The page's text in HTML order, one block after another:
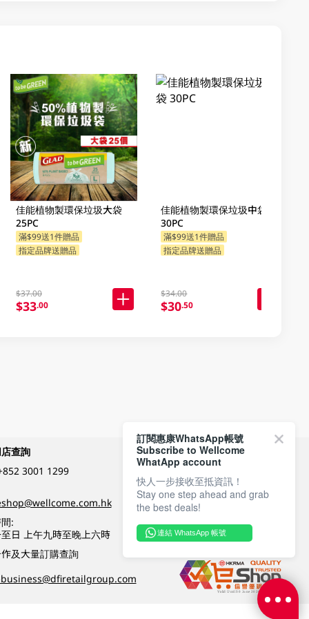
佳能植物製環保垃圾大袋
25PC
滿$99送1件贈品
指定品牌送贈品
$37.00
$33.00
佳能植物製環保垃圾中袋
30PC
滿$99送1件贈品
指定品牌送贈品
$34.00
$30.50
查詢
3001 1299
:
日 上午九時至晚上六時
及大量訂購查詢
付款方式
關注我們
訂閱惠康WhatsApp帳號
Subscribe to Wellcome
WhatApp account
快人一步接收至抵資訊！
Stay one step ahead and grab
the best deals!
連結 WhatsApp 帳號